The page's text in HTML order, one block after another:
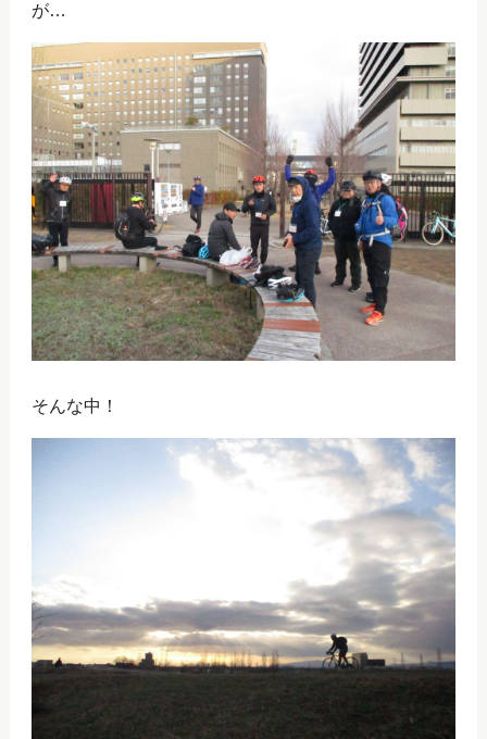
が…
そんな中！